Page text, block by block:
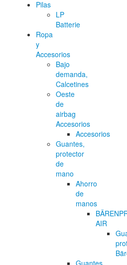
Pilas
LP
Batterie
Ropa
y
Accesorios
Bajo
demanda,
Calcetines
Oeste
de
airbag
Accesorios
Accesorios
Guantes,
protector
de
mano
Ahorro
de
manos
AIR
Guantes